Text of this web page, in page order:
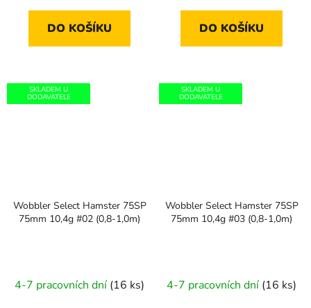
DO KOŠÍKU DO KOŠÍKU
SKLADEM U
DODAVATELE
Wobbler Select Hamster 75SP
75mm 10,4g #02 (0,8-1,0m)
4-7 pracovních dní (16 ks)
SKLADEM U
DODAVATELE
Wobbler Select Hamster 75SP
75mm 10,4g #03 (0,8-1,0m)
4-7 pracovních dní (16 ks)